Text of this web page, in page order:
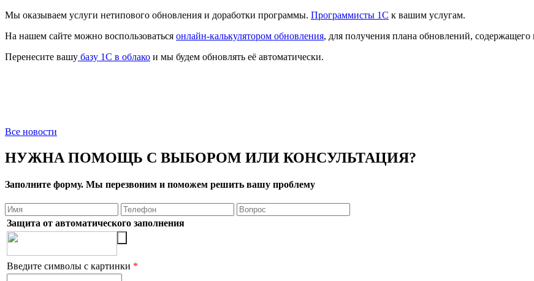
Мы оказываем услуги нетипового обновления и доработки программы. Программисты 1С к вашим услугам.
На нашем сайте можно воспользоваться онлайн-калькулятором обновления, для получения плана обновлений,
Перенесите вашу базу 1C в облако и мы будем обновлять её автоматически.
Все новости
НУЖНА ПОМОЩЬ С ВЫБОРОМ ИЛИ КОНСУЛЬТАЦИЯ?
Заполните форму. Мы перезвоним и поможем решить вашу проблему
Защита от автоматического заполнения
Введите символы с картинки *